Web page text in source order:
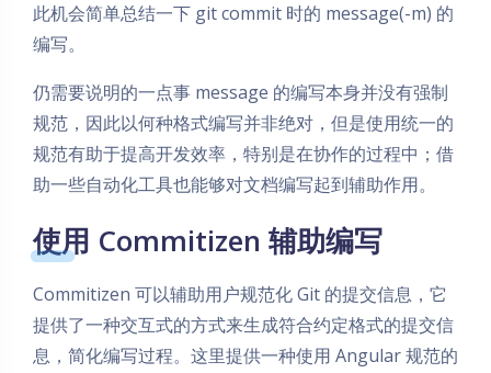
此机会简单总结一下 git commit 时的 message(-m) 的
编写。
仍需要说明的一点事 message 的编写本身并没有强制
规范，因此以何种格式编写并非绝对，但是使用统一的
规范有助于提高开发效率，特别是在协作的过程中；借
助一些自动化工具也能够对文档编写起到辅助作用。
使用 Commitizen 辅助编写
Commitizen 可以辅助用户规范化 Git 的提交信息，它
提供了一种交互式的方式来生成符合约定格式的提交信
息，简化编写过程。这里提供一种使用 Angular 规范的